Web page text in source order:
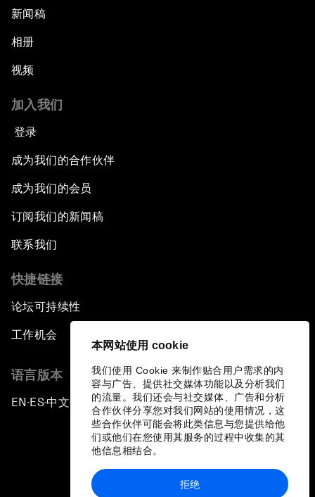
本网站使用 cookie
我们使用 Cookie 来制作贴合用户需求的内
容与广告、提供社交媒体功能以及分析我们
的流量。我们还会与社交媒体、广告和分析
合作伙伴分享您对我们网站的使用情况，这
些合作伙伴可能会将此类信息与您提供给他
们或他们在您使用其服务的过程中收集的其
他信息相结合。
拒绝
新闻稿
相册
视频
加入我们
登录
成为我们的合作伙伴
成为我们的会员
订阅我们的新闻稿
联系我们
快捷链接
论坛可持续性
工作机会
语言版本
EN ▪ES▪中文▪ 日本語